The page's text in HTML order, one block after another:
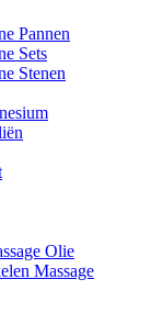
Pannen
Sets
Stenen
Olie
Massage